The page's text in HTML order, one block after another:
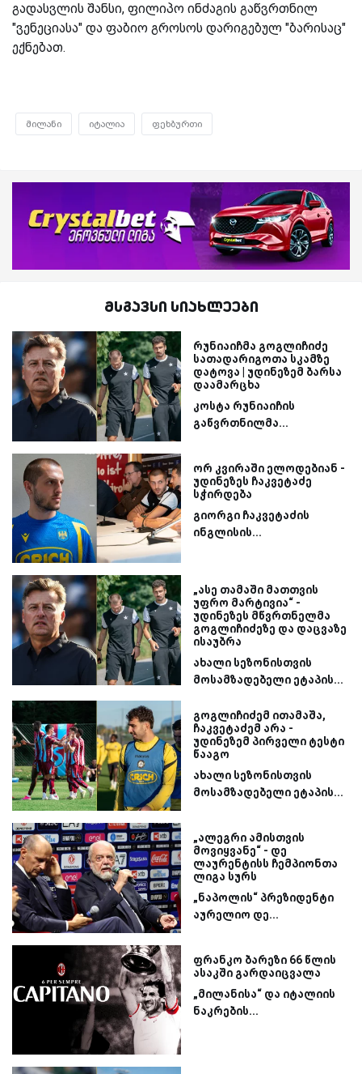
გადასვლის შანსი, ფილიპო ინძაგის გაწვრთნილ
"ვენეციასა" და ფაბიო გროსოს დარიგებულ "ბარისაც"
ექნებათ.
მილანი იტალია ფეხბურთი
მსგავსი სიახლეები
რუნიაიჩმა გოგლიჩიძე
სათადარიგოთა სკამზე
დატოვა | უდინეზემ ბარსა
დაამარცხა
კოსტა რუნიაიჩის
გაწვრთნილმა...
ორ კვირაში ელოდებიან -
უდინეზეს ჩაკვეტაძე
სჭირდება
გიორგი ჩაკვეტაძის
ინგლისის...
„ასე თამაში მათთვის
უფრო მარტივია“ -
უდინეზეს მწვრთნელმა
გოგლიჩიძეზე და დაცვაზე
ისაუბრა
ახალი სეზონისთვის
მოსამზადებელი ეტაპის...
გოგლიჩიძემ ითამაშა,
ჩაკვეტაძემ არა -
უდინეზემ პირველი ტესტი
წააგო
ახალი სეზონისთვის
მოსამზადებელი ეტაპის...
„ალეგრი ამისთვის
მოვიყვანე“ - დე
ლაურენტისს ჩემპიონთა
ლიგა სურს
„ნაპოლის“ პრეზიდენტი
აურელიო დე...
ფრანკო ბარეზი 66 წლის
ასაკში გარდაიცვალა
„მილანისა“ და იტალიის
ნაკრების...